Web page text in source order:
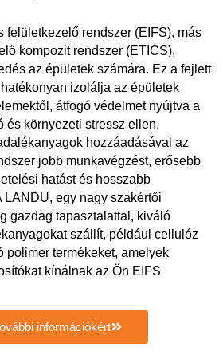
felületkezelő rendszer (EIFS), más
kompozit rendszer (ETICS),
az épületek számára. Ez a fejlett
izolálja az épületek
átfogó védelmet nyújtva a
és környezeti stressz ellen.
hozzáadásával az
jobb munkavégzést, erősebb
hatást és hosszabb
LANDU, egy nagy szakértői
gazdag tapasztalattal, kiváló
szállít, például cellulóz
polimer termékeket, amelyek
kínálnak az Ön EIFS
információkért